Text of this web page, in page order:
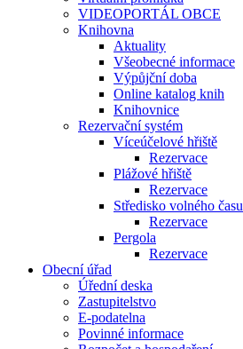
VIDEOPORTÁL OBCE
Knihovna
Aktuality
Všeobecné informace
Výpůjční doba
Online katalog knih
Knihovnice
Rezervační systém
Víceúčelové hřiště
Rezervace
Plážové hřiště
Rezervace
Středisko volného času
Rezervace
Pergola
Rezervace
Obecní úřad
Úřední deska
Zastupitelstvo
E-podatelna
Povinné informace